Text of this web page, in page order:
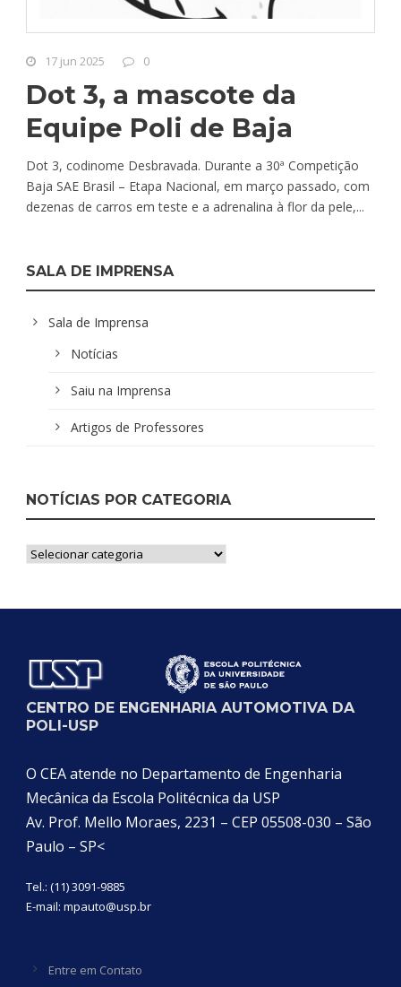
17 jun 2025 0
Dot 3, a mascote da
Equipe Poli de Baja
Dot 3, codinome Desbravada. Durante a 30ª Competição
Baja SAE Brasil – Etapa Nacional, em março passado, com
dezenas de carros em teste e a adrenalina à flor da pele,...
SALA DE IMPRENSA
Sala de Imprensa
Notícias
Saiu na Imprensa
Artigos de Professores
NOTÍCIAS POR CATEGORIA
Notícias
CENTRO DE ENGENHARIA AUTOMOTIVA DA
POLI-USP
O CEA atende no Departamento de Engenharia
Mecânica da Escola Politécnica da USP
Av. Prof. Mello Moraes, 2231 – CEP 05508-030 – São
Paulo – SP<
Tel.: (11) 3091-9885
E-mail: mpauto@usp.br
Entre em Contato